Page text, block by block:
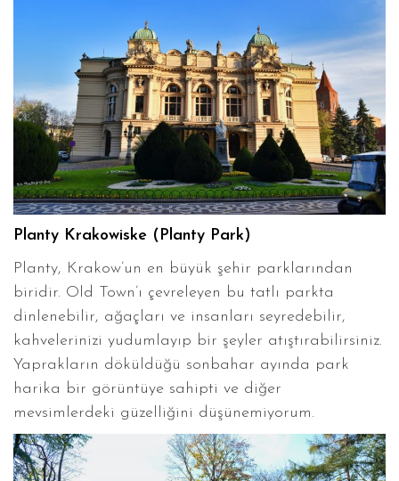
Planty Krakowiske (Planty Park)
Planty, Krakow’un en büyük şehir parklarından
biridir. Old Town’ı çevreleyen bu tatlı parkta
dinlenebilir, ağaçları ve insanları seyredebilir,
kahvelerinizi yudumlayıp bir şeyler atıştırabilirsiniz.
Yaprakların döküldüğü sonbahar ayında park
harika bir görüntüye sahipti ve diğer
mevsimlerdeki güzelliğini düşünemiyorum.